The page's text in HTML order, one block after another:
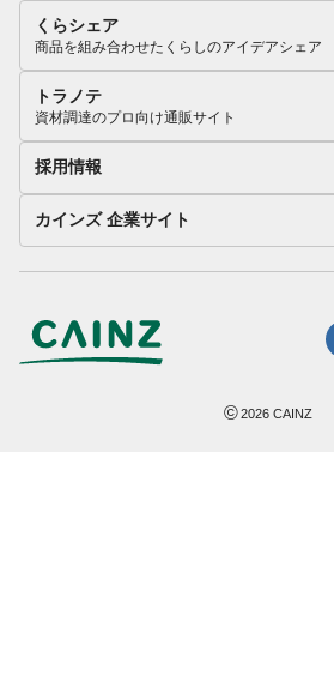
くらシェア
商品を組み合わせたくらしのアイデアシェア
トラノテ
資材調達のプロ向け通販サイト
採用情報
カインズ 企業サイト
©2026 CAINZ